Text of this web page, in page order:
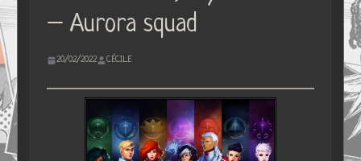
– Aurora squad
20/02/2022 CÉCILE